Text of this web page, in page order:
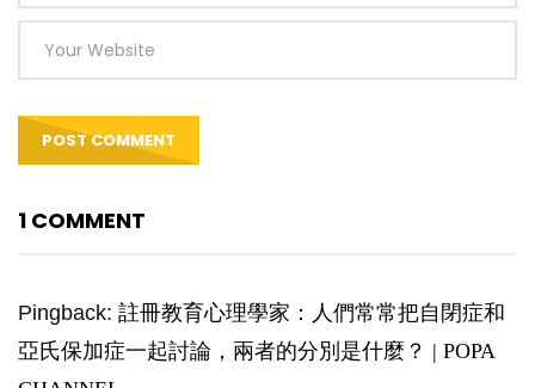
1 COMMENT
Pingback: 註冊教育心理學家：人們常常把自閉症和
亞氏保加症一起討論，兩者的分別是什麼？ | POPA